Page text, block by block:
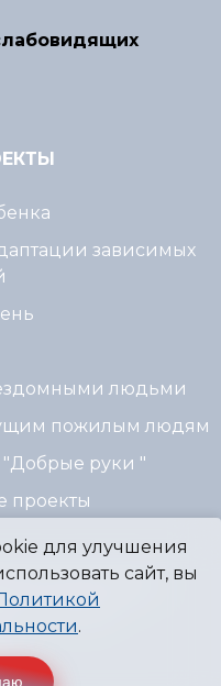
зависимых
людьми
пожилым людям
"Добрые руки "
проекты
Фонд
г. Пермь
для улучшения
сайт, вы
.